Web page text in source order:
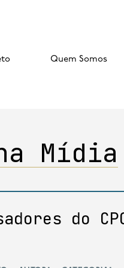
Quem Somos
Mídia
do